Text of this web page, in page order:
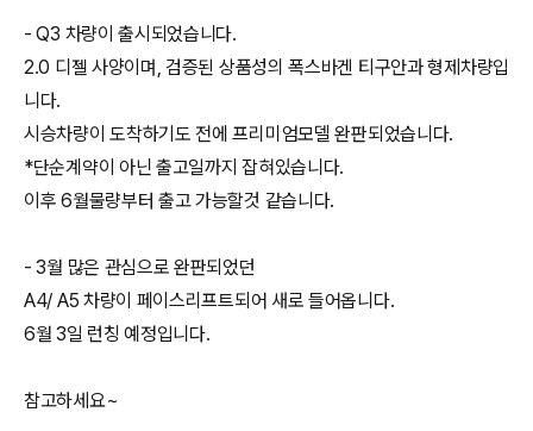
- Q3 차량이 출시되었습니다.
2.0 디젤 사양이며, 검증된 상품성의 폭스바겐 티구안과 형제차량입
니다.
시승차량이 도착하기도 전에 프리미엄모델 완판되었습니다.
*단순계약이 아닌 출고일까지 잡혀있습니다.
이후 6월물량부터 출고 가능할것 같습니다.
- 3월 많은 관심으로 완판되었던
A4/ A5 차량이 페이스리프트되어 새로 들어옵니다.
6월 3일 런칭 예정입니다.
참고하세요~